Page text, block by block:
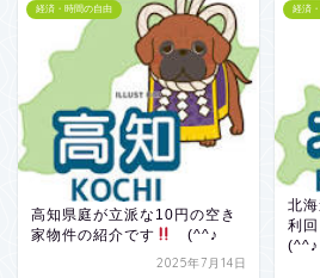
経済・時間の自由
高知県庭が立派な10円の空き
家物件の紹介です
(^^♪
2025年7月14日
経済
北
利
(^^♪